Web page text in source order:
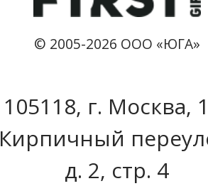
© 2005-2026 ООО «ЮГА»
105118, г. Москва,
Кирпичный
д. 2, стр. 4